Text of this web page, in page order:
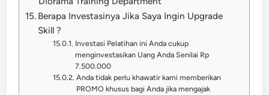
Berapa Investasinya Jika Saya Ingin Upgrade
Skill ?
Investasi Pelatihan ini Anda cukup
menginvestasikan Uang Anda Senilai Rp
7.500.000
Anda tidak perlu khawatir kami memberikan
PROMO khusus bagi Anda jika mengajak